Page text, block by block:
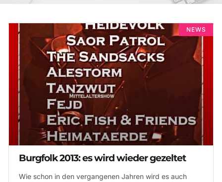
NEWS
Burgfolk 2013: es wird wieder gezeltet
Wie schon in den vergangenen Jahren wird es auch